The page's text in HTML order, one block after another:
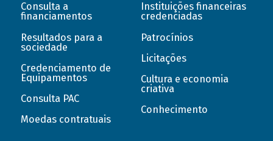
Consulta a
financiamentos
Resultados para a
sociedade
Credenciamento de
Equipamentos
Consulta PAC
Moedas contratuais
Instituições financeiras
credenciadas
Patrocínios
Licitações
Cultura e economia
criativa
Conhecimento